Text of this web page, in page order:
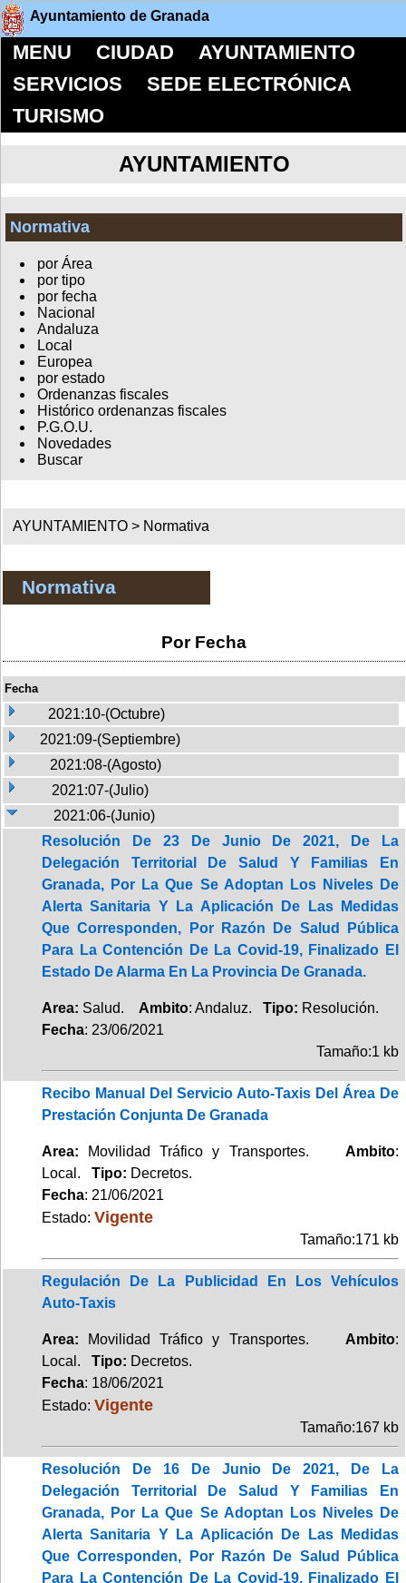
Ayuntamiento de Granada
MENU CIUDAD
AYUNTAMIENTO
SERVICIOS
SEDE ELECTRÓNICA
TURISMO
AYUNTAMIENTO
Normativa
por Área
por tipo
por fecha
Nacional
Andaluza
Local
Europea
por estado
Ordenanzas fiscales
Histórico ordenanzas fiscales
P.G.O.U.
Novedades
Buscar
AYUNTAMIENTO > Normativa
Normativa
Por Fecha
Fecha
2021:10-(Octubre)
2021:09-(Septiembre)
2021:08-(Agosto)
2021:07-(Julio)
2021:06-(Junio)
Resolución De 23 De Junio De 2021, De La
Delegación Territorial De Salud Y Familias En
Granada, Por La Que Se Adoptan Los Niveles De
Alerta Sanitaria Y La Aplicación De Las Medidas
Que Corresponden, Por Razón De Salud Pública
Para La Contención De La Covid-19, Finalizado El
Estado De Alarma En La Provincia De Granada.
Area: Salud. Ambito: Andaluz. Tipo: Resolución.
Fecha: 23/06/2021
Tamaño:1 kb
Recibo Manual Del Servicio Auto-Taxis Del Área De
Prestación Conjunta De Granada
Area: Movilidad Tráfico y Transportes. Ambito:
Local. Tipo: Decretos.
Fecha: 21/06/2021
Estado: Vigente
Tamaño:171 kb
Regulación De La Publicidad En Los Vehículos
Auto-Taxis
Area: Movilidad Tráfico y Transportes. Ambito:
Local. Tipo: Decretos.
Fecha: 18/06/2021
Estado: Vigente
Tamaño:167 kb
Resolución De 16 De Junio De 2021, De La
Delegación Territorial De Salud Y Familias En
Granada, Por La Que Se Adoptan Los Niveles De
Alerta Sanitaria Y La Aplicación De Las Medidas
Que Corresponden, Por Razón De Salud Pública
Para La Contención De La Covid-19, Finalizado El